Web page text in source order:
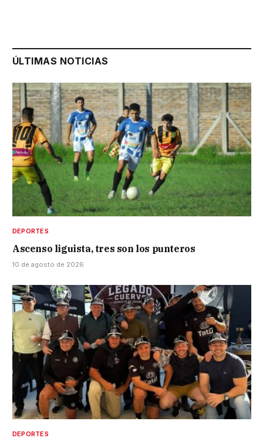
ÚLTIMAS NOTICIAS
DEPORTES
Ascenso liguista, tres son los punteros
10 de agosto de 2026
DEPORTES